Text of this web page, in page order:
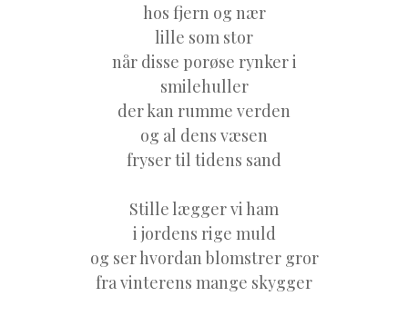
hos fjern og nær
lille som stor
når disse porøse rynker i
smilehuller
der kan rumme verden
og al dens væsen
fryser til tidens sand
Stille lægger vi ham
i jordens rige muld
og ser hvordan blomstrer gror
fra vinterens mange skygger